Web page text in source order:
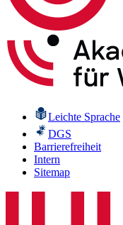
Leichte Sprache
DGS
Barrierefreiheit
Intern
Sitemap